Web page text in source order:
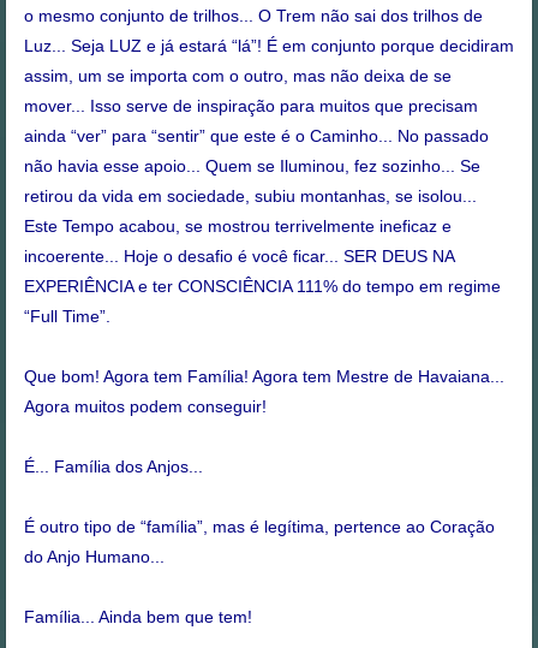
o mesmo conjunto de trilhos... O Trem não sai dos trilhos de
Luz... Seja LUZ e já estará “lá”! É em conjunto porque decidiram
assim, um se importa com o outro, mas não deixa de se
mover... Isso serve de inspiração para muitos que precisam
ainda “ver” para “sentir” que este é o Caminho... No passado
não havia esse apoio... Quem se Iluminou, fez sozinho... Se
retirou da vida em sociedade, subiu montanhas, se isolou...
Este Tempo acabou, se mostrou terrivelmente ineficaz e
incoerente... Hoje o desafio é você ficar... SER DEUS NA
EXPERIÊNCIA e ter CONSCIÊNCIA 111% do tempo em regime
“Full Time”.
Que bom! Agora tem Família! Agora tem Mestre de Havaiana...
Agora muitos podem conseguir!
É... Família dos Anjos...
É outro tipo de “família”, mas é legítima, pertence ao Coração
do Anjo Humano...
Família... Ainda bem que tem!